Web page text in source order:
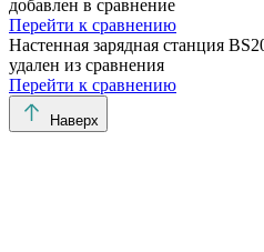
добавлен в сравнение
Перейти к сравнению
Настенная зарядная станция
удален из сравнения
Перейти к сравнению
Наверх